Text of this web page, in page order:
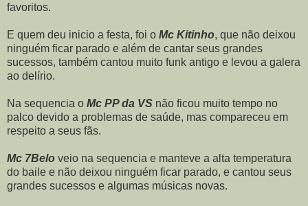
favoritos.
E quem deu inicio a festa, foi o Mc Kitinho, que não deixou
ninguém ficar parado e além de cantar seus grandes
sucessos, também cantou muito funk antigo e levou a galera
ao delírio.
Na sequencia o Mc PP da VS não ficou muito tempo no
palco devido a problemas de saúde, mas compareceu em
respeito a seus fãs.
Mc 7Belo veio na sequencia e manteve a alta temperatura
do baile e não deixou ninguém ficar parado, e cantou seus
grandes sucessos e algumas músicas novas.